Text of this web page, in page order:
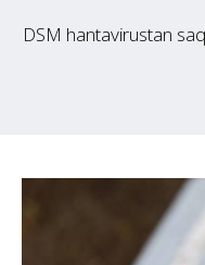
DSM hantavirustan